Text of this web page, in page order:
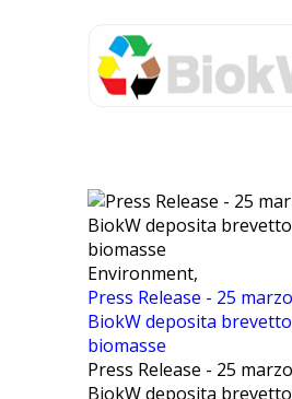
Environment,
Press Release - 25
BiokW deposita
biomasse
Press Release - 25
BiokW deposita